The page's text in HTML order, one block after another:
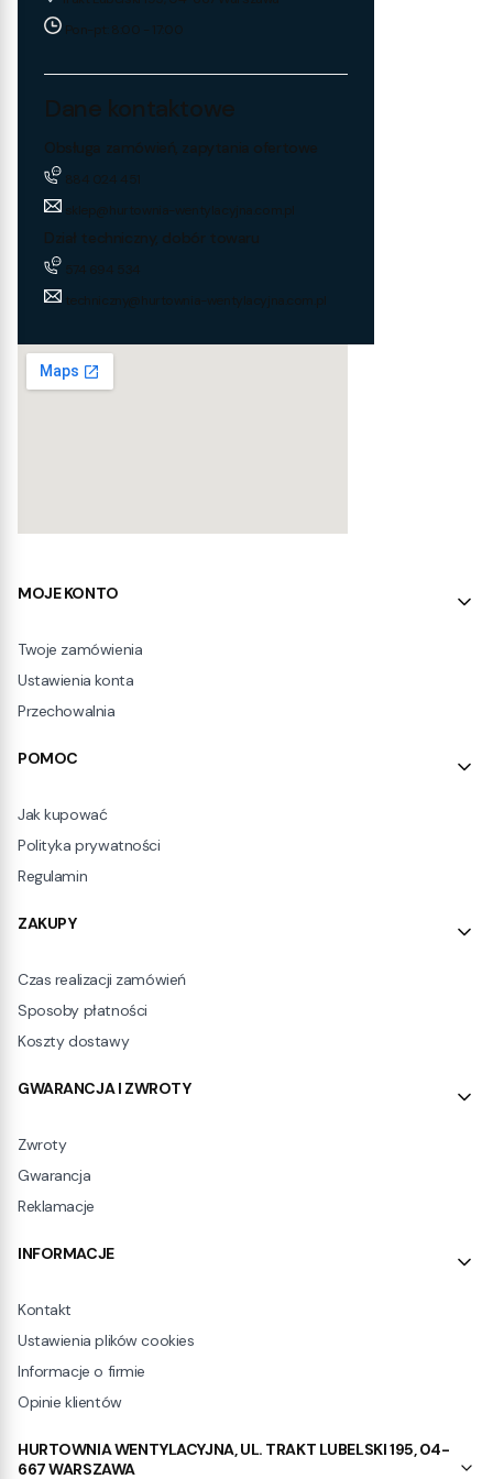
Pon-pt: 8:00 - 17:00
Dane kontaktowe
Obsługa zamówień, zapytania ofertowe
884 024 451
sklep@hurtownia-wentylacyjna.com.pl
Dział techniczny, dobór towaru
574 694 534
techniczny@hurtownia-wentylacyjna.com.pl
Linki w stopce
MOJE KONTO
Twoje zamówienia
Ustawienia konta
Przechowalnia
POMOC
Jak kupować
Polityka prywatności
Regulamin
ZAKUPY
Czas realizacji zamówień
Sposoby płatności
Koszty dostawy
GWARANCJA I ZWROTY
Zwroty
Gwarancja
Reklamacje
INFORMACJE
Kontakt
Ustawienia plików cookies
Informacje o firmie
Opinie klientów
HURTOWNIA WENTYLACYJNA, UL. TRAKT LUBELSKI 195, 04-
667 WARSZAWA